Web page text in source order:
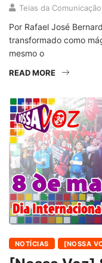
Teias da Comunicação
Por Rafael José
transformado como
mesmo o
READ MORE
NOTÍCIAS [NOSSA